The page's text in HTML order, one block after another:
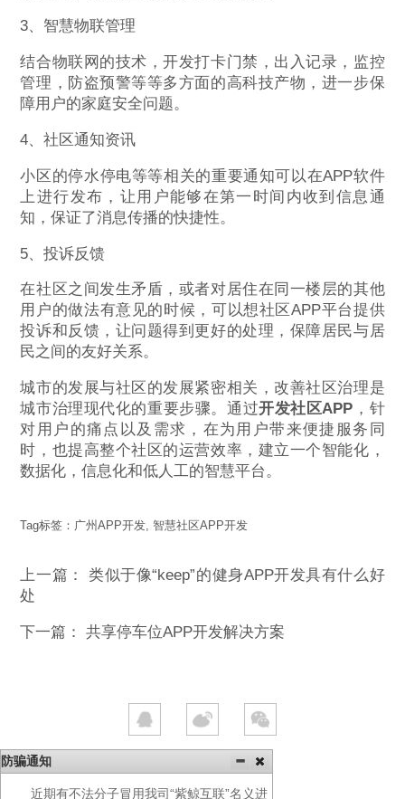
3、智慧物联管理
结合物联网的技术，开发打卡门禁，出入记录，监控
管理，防盗预警等等多方面的高科技产物，进一步保
障用户的家庭安全问题。
4、社区通知资讯
小区的停水停电等等相关的重要通知可以在APP软件
上进行发布，让用户能够在第一时间内收到信息通
知，保证了消息传播的快捷性。
5、投诉反馈
在社区之间发生矛盾，或者对居住在同一楼层的其他
用户的做法有意见的时候，可以想社区APP平台提供
投诉和反馈，让问题得到更好的处理，保障居民与居
民之间的友好关系。
城市的发展与社区的发展紧密相关，改善社区治理是
城市治理现代化的重要步骤。通过开发社区APP ，针
对用户的痛点以及需求，在为用户带来便捷服务同
时，也提高整个社区的运营效率，建立一个智能化，
数据化，信息化和低人工的智慧平台。
Tag标签： 广州APP开发, 智慧社区APP开发
上一篇：类似于像“keep”的健身APP开发具有什么好
处
下一篇：共享停车位APP开发解决方案
防骗通知
近期有不法分子冒用我司“紫鲸互联”名义进